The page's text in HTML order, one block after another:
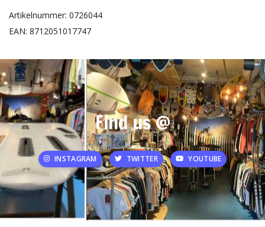
Artikelnummer: 0726044
EAN: 8712051017747
Find us @
INSTAGRAM TWITTER YOUTUBE